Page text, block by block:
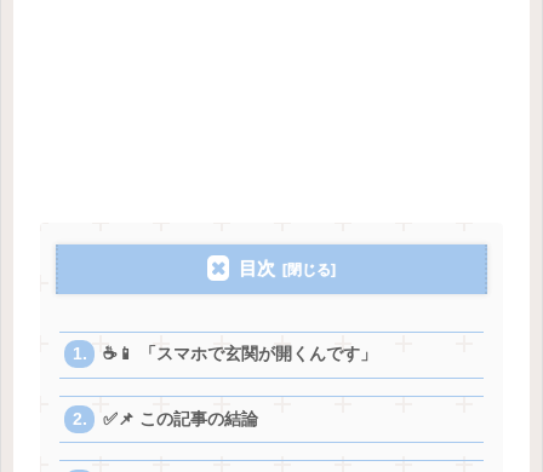
目次
☕️📱 「スマホで玄関が開くんです」
✅📌 この記事の結論